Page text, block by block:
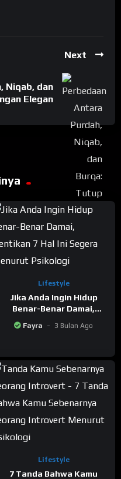
Next
Niqab, dan
Elegan
Lifestyle
Jika Anda Ingin Hidup
Benar-Benar Damai,
Hentikan 7 Hal Ini Segera
Menurut Psikologi
Fayra 3 Bulan Ago
Lifestyle
7 Tanda Bahwa Kamu